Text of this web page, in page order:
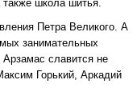
также школа шитья.
Петра Великого. А
занимательных
Арзамас славится не
Горький, Аркадий